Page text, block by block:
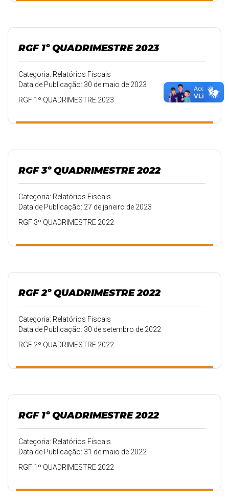
RGF 1º QUADRIMESTRE 2023
Categoria: Relatórios Fiscais
Data de Publicação: 30 de maio de 2023
RGF 1º QUADRIMESTRE 2023
RGF 3º QUADRIMESTRE 2022
Categoria: Relatórios Fiscais
Data de Publicação: 27 de janeiro de 2023
RGF 3º QUADRIMESTRE 2022
RGF 2º QUADRIMESTRE 2022
Categoria: Relatórios Fiscais
Data de Publicação: 30 de setembro de 2022
RGF 2º QUADRIMESTRE 2022
RGF 1º QUADRIMESTRE 2022
Categoria: Relatórios Fiscais
Data de Publicação: 31 de maio de 2022
RGF 1º QUADRIMESTRE 2022